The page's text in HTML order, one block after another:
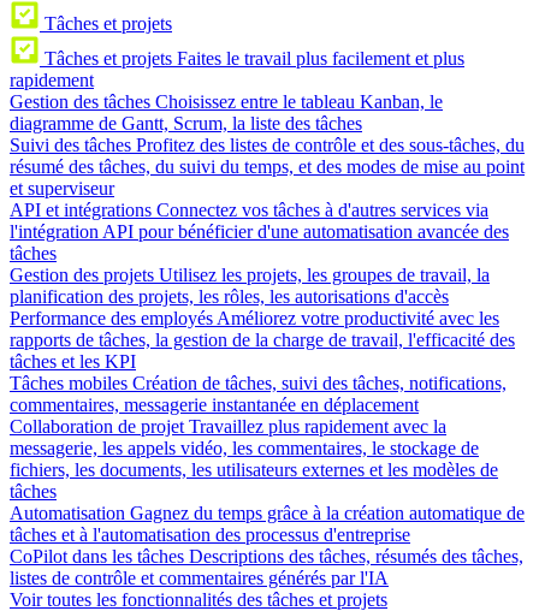
Tâches et projets
Tâches et projets Faites le travail plus facilement et plus
rapidement
Gestion des tâches Choisissez entre le tableau Kanban, le
diagramme de Gantt, Scrum, la liste des tâches
Suivi des tâches Profitez des listes de contrôle et des sous-tâches, du
résumé des tâches, du suivi du temps, et des modes de mise au point
et superviseur
API et intégrations Connectez vos tâches à d'autres services via
l'intégration API pour bénéficier d'une automatisation avancée des
tâches
Gestion des projets Utilisez les projets, les groupes de travail, la
planification des projets, les rôles, les autorisations d'accès
Performance des employés Améliorez votre productivité avec les
rapports de tâches, la gestion de la charge de travail, l'efficacité des
tâches et les KPI
Tâches mobiles Création de tâches, suivi des tâches, notifications,
commentaires, messagerie instantanée en déplacement
Collaboration de projet Travaillez plus rapidement avec la
messagerie, les appels vidéo, les commentaires, le stockage de
fichiers, les documents, les utilisateurs externes et les modèles de
tâches
Automatisation Gagnez du temps grâce à la création automatique de
tâches et à l'automatisation des processus d'entreprise
CoPilot dans les tâches Descriptions des tâches, résumés des tâches,
listes de contrôle et commentaires générés par l'IA
Voir toutes les fonctionnalités des tâches et projets